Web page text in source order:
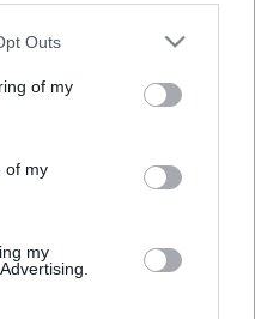
uses one or more Google
You may click to
its third-party tags to
purposes in below Google
Outs
of my
of my
my
sütemények
regisztráció: